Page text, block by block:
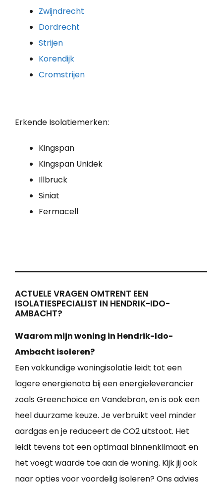
Zwijndrecht
Dordrecht
Strijen
Korendijk
Cromstrijen
Erkende Isolatiemerken:
Kingspan
Kingspan Unidek
Illbruck
Siniat
Fermacell
ACTUELE VRAGEN OMTRENT EEN
ISOLATIESPECIALIST IN HENDRIK-IDO-
AMBACHT?
Waarom mijn woning in Hendrik-Ido-
Ambacht isoleren?
Een vakkundige woningisolatie leidt tot een
lagere energienota bij een energieleverancier
zoals Greenchoice en Vandebron, en is ook een
heel duurzame keuze. Je verbruikt veel minder
aardgas en je reduceert de CO2 uitstoot. Het
leidt tevens tot een optimaal binnenklimaat en
het voegt waarde toe aan de woning. Kijk jij ook
naar opties voor voordelig isoleren? Ons advies